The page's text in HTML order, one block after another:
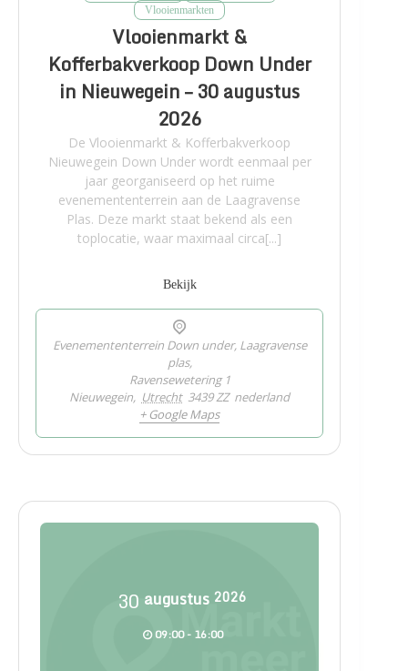
Vlooienmarkten
Vlooienmarkt &
Kofferbakverkoop Down Under
in Nieuwegein – 30 augustus
2026
De Vlooienmarkt & Kofferbakverkoop
Nieuwegein Down Under wordt eenmaal per
jaar georganiseerd op het ruime
evenemententerrein aan de Laagravense
Plas. Deze markt staat bekend als een
toplocatie, waar maximaal circa[...]
Bekijk
Evenemententerrein Down under, Laagravense
plas,
Ravensewetering 1
Nieuwegein, Utrecht 3439 ZZ nederland
+ Google Maps
30 augustus 2026
09:00 - 16:00